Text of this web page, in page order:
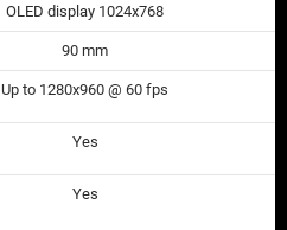
OLED display 1024x768
90 mm
Up to 1280x960 @ 60 fps
Yes
Yes